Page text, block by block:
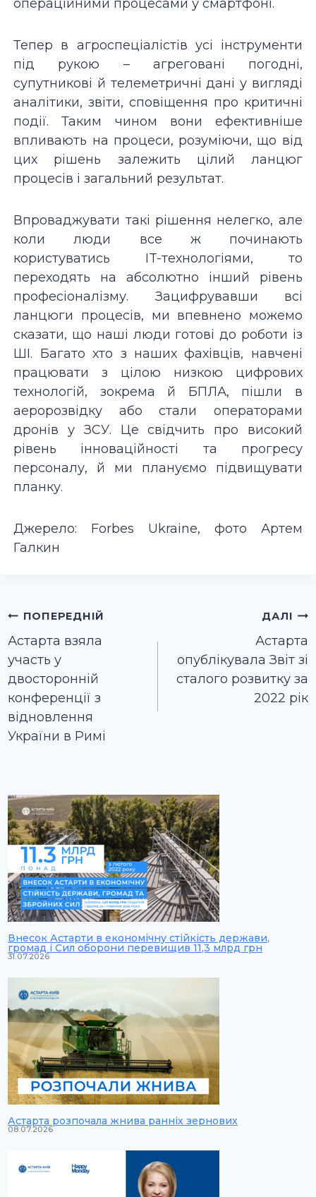
операційними процесами у смартфоні.
Тепер в агроспеціалістів усі інструменти
під рукою – агреговані погодні,
супутникові й телеметричні дані у вигляді
аналітики, звіти, сповіщення про критичні
події. Таким чином вони ефективніше
впливають на процеси, розуміючи, що від
цих рішень залежить цілий ланцюг
процесів і загальний результат.
Впроваджувати такі рішення нелегко, але
коли люди все ж починають
користуватись IT-технологіями, то
переходять на абсолютно інший рівень
професіоналізму. Зацифрувавши всі
ланцюги процесів, ми впевнено можемо
сказати, що наші люди готові до роботи із
ШІ. Багато хто з наших фахівців, навчені
працювати з цілою низкою цифрових
технологій, зокрема й БПЛА, пішли в
аеророзвідку або стали операторами
дронів у ЗСУ. Це свідчить про високий
рівень інноваційності та прогресу
персоналу, й ми плануємо підвищувати
планку.
Джерело: Forbes Ukraine, фото Артем
Галкин
Навігація
записів
ПОПЕРЕДНІЙ
Астарта взяла
участь у
двосторонній
конференції з
відновлення
України в Римі
ДАЛІ
Астарта
опублікувала Звіт зі
сталого розвитку за
2022 рік
Внесок Астарти в економічну стійкість держави,
громад і Сил оборони перевищив 11,3 млрд грн
31.07.2026
Астарта розпочала жнива ранніх зернових
08.07.2026